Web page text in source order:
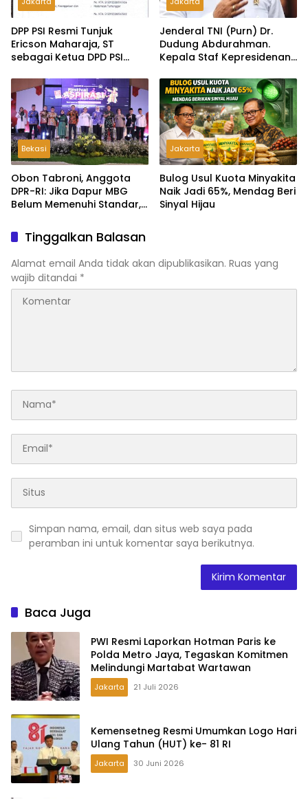
DPP PSI Resmi Tunjuk
Ericson Maharaja, ST
sebagai Ketua DPD PSI
Jenderal TNI (Purn) Dr.
Dudung Abdurahman.
Kepala Staf Kepresidenan
MBG: Tak Sesuai Aturan di
Lapangan, Akan Dibabat
Bekasi
Obon Tabroni, Anggota
DPR-RI: Jika Dapur MBG
Belum Memenuhi Standar,
Ditutup
Jakarta
Bulog Usul Kuota Minyakita
Naik Jadi 65%, Mendag Beri
Sinyal Hijau
Tinggalkan Balasan
Alamat email Anda tidak akan dipublikasikan. Ruas yang
wajib ditandai *
Simpan nama, email, dan situs web saya pada
peramban ini untuk komentar saya berikutnya.
Baca Juga
PWI Resmi Laporkan Hotman Paris ke
Polda Metro Jaya, Tegaskan Komitmen
Melindungi Martabat Wartawan
Jakarta 21 Juli 2026
Kemensetneg Resmi Umumkan Logo Hari
Ulang Tahun (HUT) ke- 81 RI
Jakarta 30 Juni 2026